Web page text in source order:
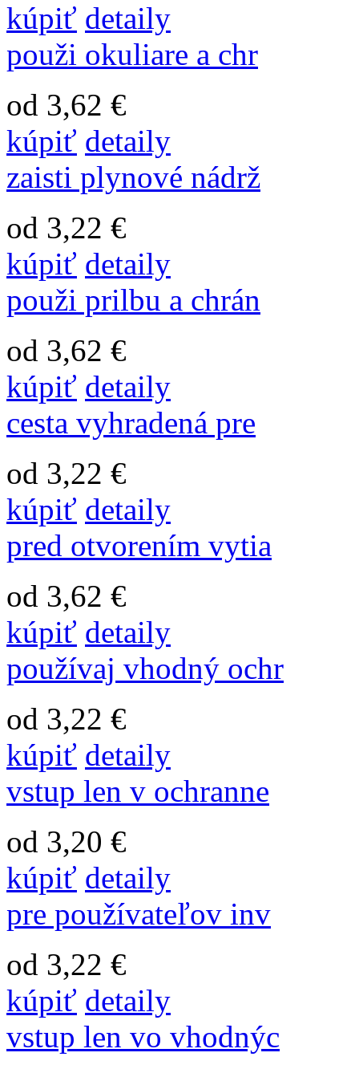
kúpiť detaily
použi okuliare a chr
od 3,62 €
kúpiť detaily
zaisti plynové nádrž
od 3,22 €
kúpiť detaily
použi prilbu a chrán
od 3,62 €
kúpiť detaily
cesta vyhradená pre
od 3,22 €
kúpiť detaily
pred otvorením vytia
od 3,62 €
kúpiť detaily
používaj vhodný ochr
od 3,22 €
kúpiť detaily
vstup len v ochranne
od 3,20 €
kúpiť detaily
pre používateľov inv
od 3,22 €
kúpiť detaily
vstup len vo vhodnýc